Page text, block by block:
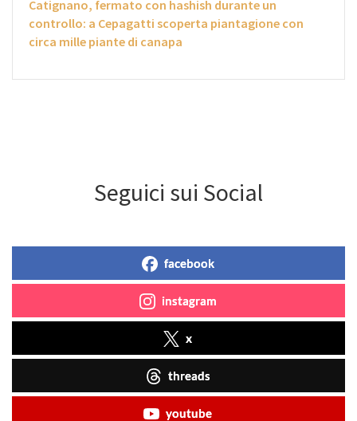
Catignano, fermato con hashish durante un
controllo: a Cepagatti scoperta piantagione con
circa mille piante di canapa
Seguici sui Social
facebook
instagram
x
threads
youtube